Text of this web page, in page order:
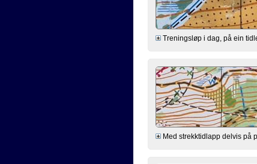
Treningsløp i dag, på ein
Med strekktidlapp delvis på